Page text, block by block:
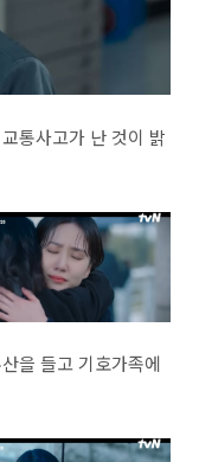
통사고가 난 것이 밝
을 들고 기호가족에